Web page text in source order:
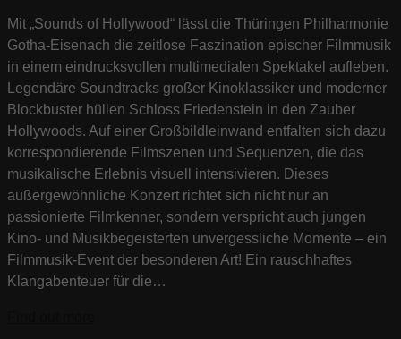
Mit „Sounds of Hollywood“ lässt die Thüringen Philharmonie
Gotha-Eisenach die zeitlose Faszination epischer Filmmusik
in einem eindrucksvollen multimedialen Spektakel aufleben.
Legendäre Soundtracks großer Kinoklassiker und moderner
Blockbuster hüllen Schloss Friedenstein in den Zauber
Hollywoods. Auf einer Großbildleinwand entfalten sich dazu
korrespondierende Filmszenen und Sequenzen, die das
musikalische Erlebnis visuell intensivieren. Dieses
außergewöhnliche Konzert richtet sich nicht nur an
passionierte Filmkenner, sondern verspricht auch jungen
Kino- und Musikbegeisterten unvergessliche Momente – ein
Filmmusik-Event der besonderen Art! Ein rauschhaftes
Klangabenteuer für die…